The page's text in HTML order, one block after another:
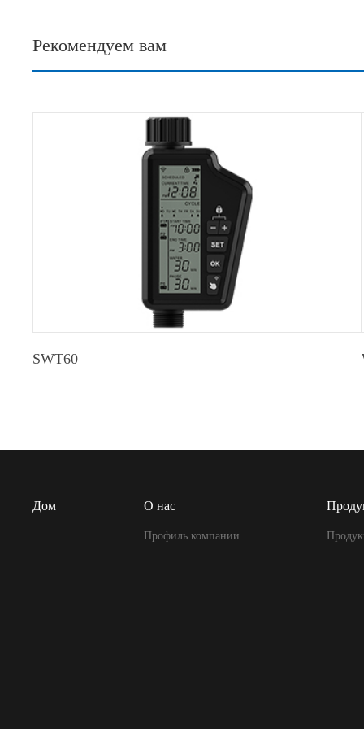
Рекомендуем вам
SWT60
Дом О нас
Профиль компании